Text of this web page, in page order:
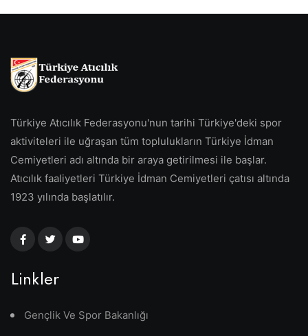
Türkiye Atıcılık Federasyonu'nun tarihi Türkiye'deki spor
aktiviteleri ile uğraşan tüm toplulukların Türkiye İdman
Cemiyetleri adı altında bir araya getirilmesi ile başlar.
Atıcılık faaliyetleri Türkiye İdman Cemiyetleri çatısı altında
1923 yılında başlatılır.
Linkler
Gençlik Ve Spor Bakanlığı